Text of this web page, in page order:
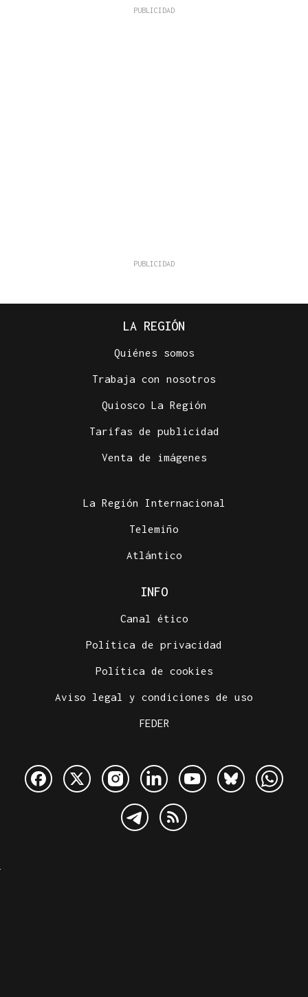
LA REGIÓN
Quiénes somos
Trabaja con nosotros
Quiosco La Región
Tarifas de publicidad
Venta de imágenes
La Región Internacional
Telemiño
Atlántico
INFO
Canal ético
Política de privacidad
Política de cookies
Aviso legal y condiciones de uso
FEDER